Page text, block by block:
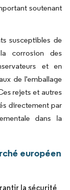
soutenant
susceptibles de
corrosion des
et en
de l'emballage
rejets et autres
directement par
dans la
européen
la sécurité